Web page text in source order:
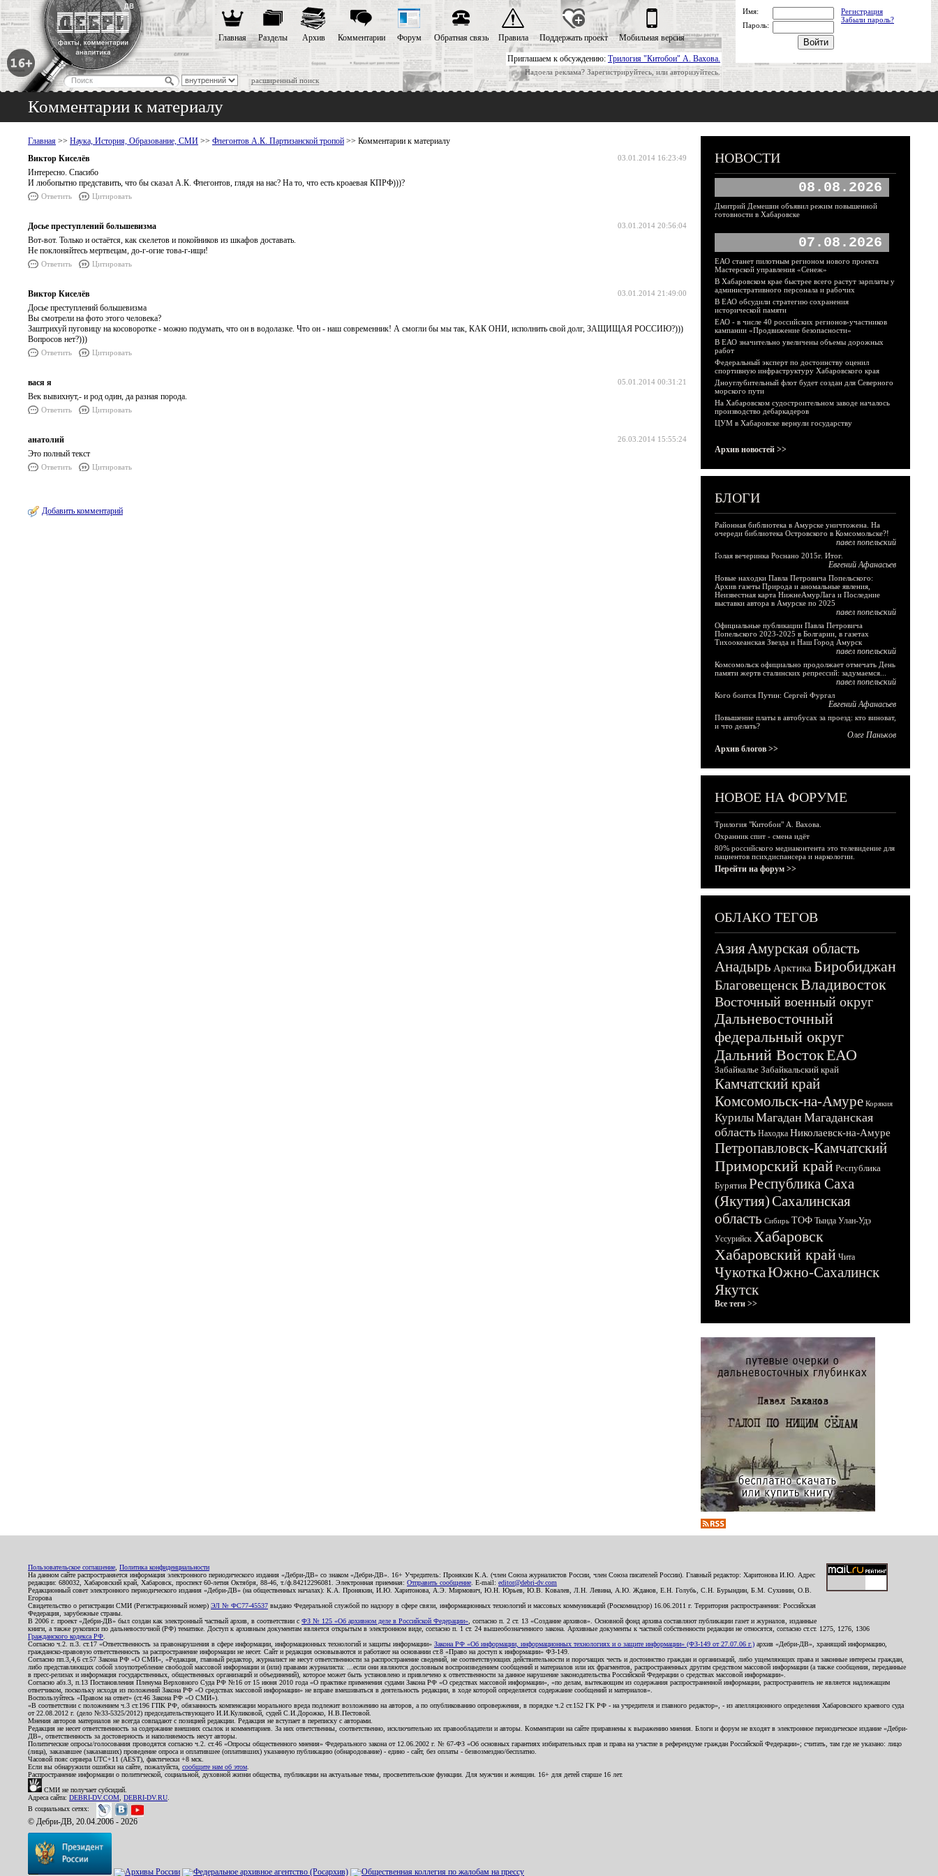
Приглашаем к обсуждению: Трилогия "Китобои" А. Вахова.
Надоела реклама? Зарегистрируйтесь, или авторизуйтесь.
расширенный поиск
Главная Разделы Архив Комментарии Форум Обратная связь Правила Поддержать проект Мобильная версия
Имя:
Регистрация
Забыли пароль?
Пароль:
Комментарии к материалу
Главная >> Наука, История, Образование, СМИ >> Флегонтов А.К. Партизанской тропой >> Комментарии к материалу
03.01.2014 16:23:49
Виктор Киселёв
Интересно. Спасибо
И любопытно представить, что бы сказал А.К. Флегонтов, глядя на нас? На то, что есть кроаевая КПРФ)))?
Ответить Цитировать
03.01.2014 20:56:04
Досье преступлений большевизма
Вот-вот. Только и остаётся, как скелетов и покойников из шкафов доставать.
Не поклоняйтесь мертвецам, до-г-огие това-г-ищи!
Ответить Цитировать
03.01.2014 21:49:00
Виктор Киселёв
Досье преступлений большевизма
Вы смотрели на фото этого человека?
Заштрихуй пуговицу на косоворотке - можно подумать, что он в водолазке. Что он - наш современник! А смогли бы мы так, КАК ОНИ, исполнить свой долг, ЗАЩИЩАЯ РОССИЮ?)))
Вопросов нет?)))
Ответить Цитировать
05.01.2014 00:31:21
вася я
Век вывихнут,- и род один, да разная порода.
Ответить Цитировать
26.03.2014 15:55:24
анатолий
Это полный текст
Ответить Цитировать
Добавить комментарий
НОВОСТИ
08.08.2026
Дмитрий Демешин объявил режим повышенной
готовности в Хабаровске
07.08.2026
ЕАО станет пилотным регионом нового проекта
Мастерской управления «Сенеж»
В Хабаровском крае быстрее всего растут зарплаты у
административного персонала и рабочих
В ЕАО обсудили стратегию сохранения
исторической памяти
ЕАО - в числе 40 российских регионов-участников
кампании «Продвижение безопасности»
В ЕАО значительно увеличены объемы дорожных
работ
Федеральный эксперт по достоинству оценил
спортивную инфраструктуру Хабаровского края
Дноуглубительный флот будет создан для Северного
морского пути
На Хабаровском судостроительном заводе началось
производство дебаркадеров
ЦУМ в Хабаровске вернули государству
Архив новостей >>
БЛОГИ
Районная библиотека в Амурске уничтожена. На
очереди библиотека Островского в Комсомольске?!
павел попельский
Голая вечеринка Роснано 2015г. Итог.
Евгений Афанасьев
Новые находки Павла Петровича Попельского:
Архив газеты Природа и аномальные явления,
Неизвестная карта НижнеАмурЛага и Последние
выставки автора в Амурске по 2025
павел попельский
Официальные публикации Павла Петровича
Попельского 2023-2025 в Болгарии, в газетах
Тихоокеанская Звезда и Наш Город Амурск
павел попельский
Комсомольск официально продолжает отмечать День
памяти жертв сталинских репрессий: задумаемся...
павел попельский
Кого боится Путин: Сергей Фургал
Евгений Афанасьев
Повышение платы в автобусах за проезд: кто виноват,
и что делать?
Олег Паньков
Архив блогов >>
НОВОЕ НА ФОРУМЕ
Трилогия "Китобои" А. Вахова.
Охранник спит - смена идёт
80% российского медиаконтента это телевидение для
пациентов психдиспансера и наркологии.
Перейти на форум >>
ОБЛАКО ТЕГОВ
АзияАмурская область
Анадырь Арктика Биробиджан
БлаговещенскВладивосток
Восточный военный округ
Дальневосточный
федеральный округ
Дальний ВостокЕАО
Забайкалье Забайкальский край
Камчатский край
Комсомольск-на-Амуре Корякия
КурилыМагадан Магаданская
область Находка Николаевск-на-Амуре
Петропавловск-Камчатский
Приморский край Республика
Бурятия Республика Саха
(Якутия)Сахалинская
область Сибирь ТОФ Тында Улан-Удэ
Уссурийск Хабаровск
Хабаровский край Чита
ЧукоткаЮжно-Сахалинск
Якутск
Все теги >>
Пользовательское соглашение Политика конфиденциальности
На данном сайте распространяется информация электронного периодического издания «Дебри-ДВ» со знаком «Дебри-ДВ». 16+ Учредитель: Пронякин К.А. (член Союза журналистов России, член Союза писателей России). Главный редактор: Харитонова И.Ю. Адрес
редакции: 680032, Хабаровский край, Хабаровск, проспект 60-летия Октября, 88-46, т./ф.84212296081. Электронная приемная: Отправить сообщение . E-mail: editor@debri-dv.com
Редакционный совет электронного периодического издания «Дебри-ДВ» (на общественных началах): К.А. Пронякин, И.Ю. Харитонова, А.Э. Мирмович, Ю.Н. Юрьев, Ю.В. Ковалев, Л.Н. Левина, А.Ю. Жданов, Е.Н. Голубь, С.Н. Бурындин, Б.М. Сухинин, О.В.
Егорова
Свидетельство о регистрации СМИ (Регистрационный номер) ЭЛ № ФС77-45537 выдано Федеральной службой по надзору в сфере связи, информационных технологий и массовых коммуникаций (Роскомнадзор) 16.06.2011 г. Территория распространения: Российская
Федерация, зарубежные страны.
В 2006 г. проект «Дебри-ДВ» был создан как электронный частный архив, в соответствии с ФЗ № 125 «Об архивном деле в Российской Федерации» , согласно п. 2 ст. 13 «Создание архивов». Основной фонд архива составляют публикации газет и журналов, изданные
книги, а также рукописи по дальневосточной (РФ) тематике. Доступ к архивным документам является открытым в электронном виде, согласно п. 1 ст. 24 вышеобозначенного закона. Архивные документы к частной собственности редакции не относятся, согласно ст.ст. 1275, 1276, 1306
Гражданского кодекса РФ
Согласно ч.2. п.3. ст.17 «Ответственность за правонарушения в сфере информации, информационных технологий и защиты информации» Закона РФ «Об информации, информационных технологиях и о защите информации» (ФЗ-149 от 27.07.06 г.) архив «Дебри-ДВ», хранящий информацию,
гражданско-правовую ответственность за распространение информации не несет. Сайт и редакция основываются и работают на основании ст.8 «Право на доступ к информации» ФЗ-149.
Согласно пп.3,4,6 ст.57 Закона РФ «О СМИ», «Редакция, главный редактор, журналист не несут ответственности за распространение сведений, не соответствующих действительности и порочащих честь и достоинство граждан и организаций, либо ущемляющих права и законные интересы граждан,
либо представляющих собой злоупотребление свободой массовой информации и (или) правами журналиста: ...если они являются дословным воспроизведением сообщений и материалов или их фрагментов, распространенных другим средством массовой информации (а также сообщения, переданные
в пресс-релизах и информация государственных, общественных организаций и объединений), которое может быть установлено и привлечено к ответственности за данное нарушение законодательства Российской Федерации о средствах массовой информации».
Согласно абз.3, п.13 Постановления Пленума Верховного Суда РФ №16 от 15 июня 2010 года «О практике применения судами Закона РФ «О средствах массовой информации», «по делам, вытекающим из содержания распространенной информации, распространитель не является надлежащим
ответчиком, поскольку исходя из положений Закона РФ «О средствах массовой информации» не вправе вмешиваться в деятельность редакции, в ходе которой определяется содержание сообщений и материалов».
Воспользуйтесь «Правом на ответ» (ст.46 Закона РФ «О СМИ»).
«В соответствии с положением ч.3 ст.196 ГПК РФ, обязанность компенсации морального вреда подлежит возложению на авторов, а по опубликованию опровержения, в порядке ч.2 ст.152 ГК РФ - на учредителя и главного редактор», - из апелляционного определения Хабаровского краевого суда
от 22.08.2012 г. (дело №33-5325/2012) председательствующего И.И.Куликовой, судей С.И.Дорожко, Н.В.Пестовой.
Мнения авторов материалов не всегда совпадают с позицией редакции. Редакция не вступает в переписку с авторами.
Редакция не несет ответственность за содержание внешних ссылок и комментариев. За них ответственны, соответственно, исключительно их правообладатели и авторы. Комментарии на сайте приравнены к выражению мнения. Блоги и форум не входят в электронное периодическое издание «Дебри-
ДВ», ответственность за достоверность и наполняемость несут авторы.
Политические опросы/голосования проводятся согласно ч.2. ст.46 «Опросы общественного мнения» Федерального закона от 12.06.2002 г. № 67-ФЗ «Об основных гарантиях избирательных прав и права на участие в референдуме граждан Российской Федерации»; считать, там где не указано: лицо
(лица), заказавшее (заказавших) проведение опроса и оплатившее (оплативших) указанную публикацию (обнародование) - едино - сайт, без оплаты - безвозмездно/бесплатно.
Часовой пояс сервера UTC+11 (AEST), фактически +8 мск.
Если вы обнаружили ошибки на сайте, пожалуйста, сообщите нам об этом
Распространение информации о политической, социальной, духовной жизни общества, публикации на актуальные темы, просветительские функции. Для мужчин и женщин. 16+ для детей старше 16 лет.
СМИ не получает субсидий.
Адреса сайта: DEBRI-DV.COM DEBRI-DV.RU
В социальных сетях:
© Дебри-ДВ, 20.04.2006 - 2026